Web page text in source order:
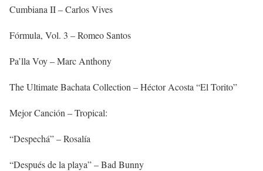
Cumbiana II – Carlos Vives
Fórmula, Vol. 3 – Romeo Santos
Pa’lla Voy – Marc Anthony
The Ultimate Bachata Collection – Héctor Acosta “El Torito”
Mejor Canción – Tropical:
“Despechá” – Rosalía
“Después de la playa” – Bad Bunny